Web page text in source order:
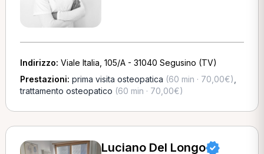
Indirizzo: Viale Italia, 105/A - 31040 Segusino (TV)
Prestazioni: prima visita osteopatica (60 min · 70,00€)
trattamento osteopatico (60 min · 70,00€)
Luciano Del Longo